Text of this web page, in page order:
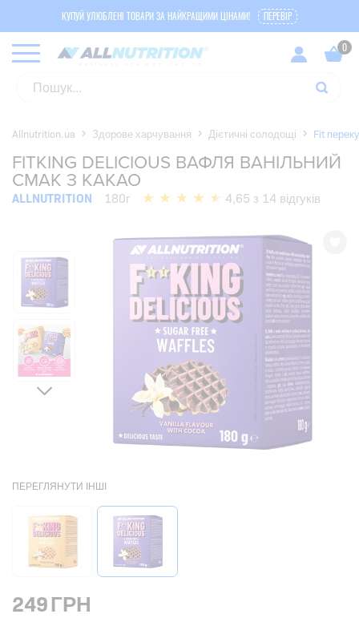
КУПУЙ УЛЮБЛЕНІ ТОВАРИ ЗА НАЙКРАЩИМИ ЦІНАМИ! ПЕРЕВІР
Allnutrition.ua Здорове харчування Дієтичні солодощі Fit
FITKING DELICIOUS ВАФЛЯ ВАНІЛЬНИЙ
СМАК З КАКАО
ALLNUTRITION 180г 4,65 з 14 відгуків
ПЕРЕГЛЯНУТИ ІНШІ
249ГРН